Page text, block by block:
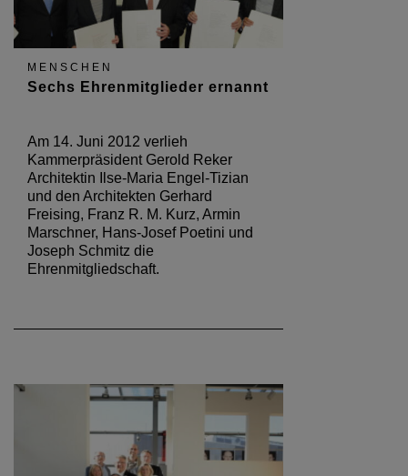
MENSCHEN
Sechs Ehrenmitglieder ernannt
Am 14. Juni 2012 verlieh
Kammerpräsident Gerold Reker
Architektin Ilse-Maria Engel-Tizian
und den Architekten Gerhard
Freising, Franz R. M. Kurz, Armin
Marschner, Hans-Josef Poetini und
Joseph Schmitz die
Ehrenmitgliedschaft.